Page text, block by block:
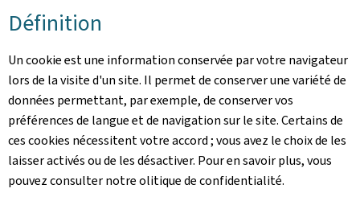
Définition
Un cookie est une information conservée par votre navigateur
lors de la visite d'un site. Il permet de conserver une variété de
données permettant, par exemple, de conserver vos
préférences de langue et de navigation sur le site. Certains de
ces cookies nécessitent votre accord ; vous avez le choix de les
laisser activés ou de les désactiver. Pour en savoir plus, vous
pouvez consulter notre olitique de confidentialité.